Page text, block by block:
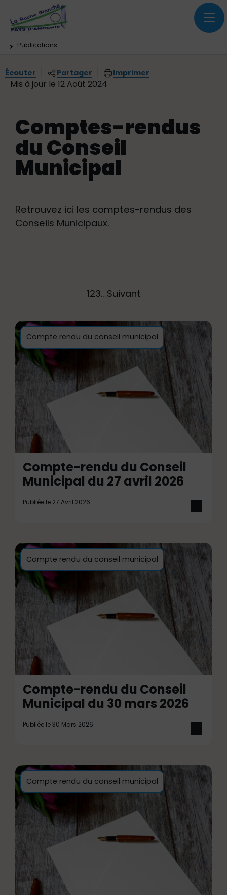
Panneau de gestion des cookies
Menu principal
Contenus
Vous êtes ici:
Publications
Écouter Partager Imprimer
Mis à jour le 12 Août 2024
Comptes-rendus
du Conseil
Municipal
Retrouvez ici les comptes-rendus des
Conseils Municipaux.
123…Suivant
Compte rendu du conseil municipal
Compte-rendu du Conseil
Municipal du 27 avril 2026
Publiée le 27 Avril 2026
Compte rendu du conseil municipal
Compte-rendu du Conseil
Municipal du 30 mars 2026
Publiée le 30 Mars 2026
Compte rendu du conseil municipal